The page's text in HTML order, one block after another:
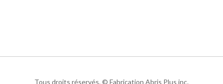
Tous droits réservés. © Fabrication Abris Plus inc.